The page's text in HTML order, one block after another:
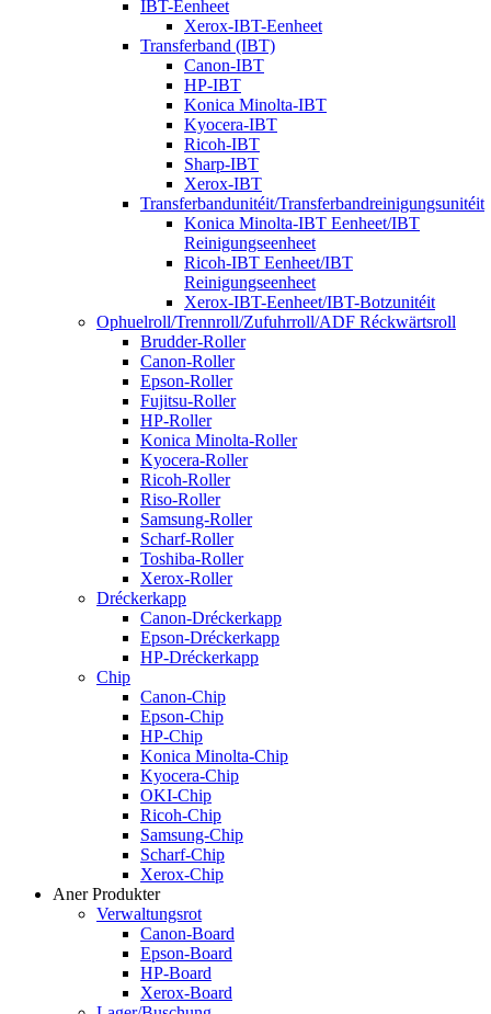
IBT-Eenheet
Xerox-IBT-Eenheet
Transferband (IBT)
Canon-IBT
HP-IBT
Konica Minolta-IBT
Kyocera-IBT
Ricoh-IBT
Sharp-IBT
Xerox-IBT
Transferbandunitéit/Transferbandreinigungsunitéit
Konica Minolta-IBT Eenheet/IBT
Reinigungseenheet
Ricoh-IBT Eenheet/IBT
Reinigungseenheet
Xerox-IBT-Eenheet/IBT-Botzunitéit
Ophuelroll/Trennroll/Zufuhrroll/ADF Réckwärtsroll
Brudder-Roller
Canon-Roller
Epson-Roller
Fujitsu-Roller
HP-Roller
Konica Minolta-Roller
Kyocera-Roller
Ricoh-Roller
Riso-Roller
Samsung-Roller
Scharf-Roller
Toshiba-Roller
Xerox-Roller
Dréckerkapp
Canon-Dréckerkapp
Epson-Dréckerkapp
HP-Dréckerkapp
Chip
Canon-Chip
Epson-Chip
HP-Chip
Konica Minolta-Chip
Kyocera-Chip
OKI-Chip
Ricoh-Chip
Samsung-Chip
Scharf-Chip
Xerox-Chip
Aner Produkter
Verwaltungsrot
Canon-Board
Epson-Board
HP-Board
Xerox-Board